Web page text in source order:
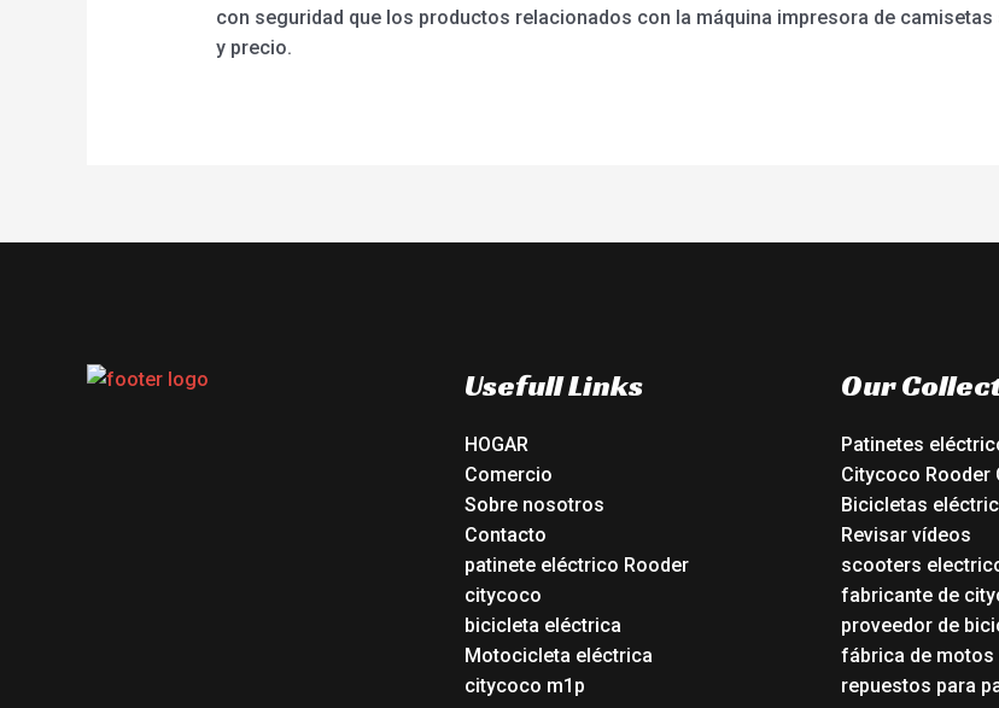
con seguridad que los productos relacionados con la máquina impresora de
y precio.
Usefull Links
HOGAR
Comercio
Sobre nosotros
Contacto
patinete eléctrico Rooder
citycoco
bicicleta eléctrica
Motocicleta eléctrica
citycoco m1p
Our
Patinetes
Citycoco Rooder
Bicicletas
Revisar vídeos
scooters
fabricante de
proveedor de
fábrica de motos
repuestos para